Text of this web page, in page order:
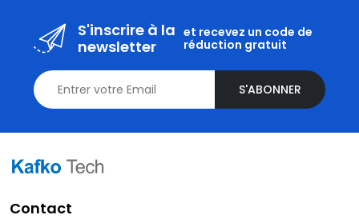
S'inscrire à la
newsletter
et recevez un code de
réduction gratuit
S'ABONNER
Contact